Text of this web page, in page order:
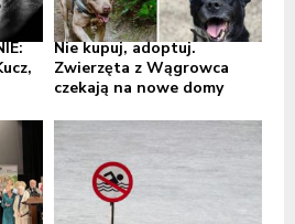
Nie kupuj, adoptuj.
Zwierzęta z Wągrowca
czekają na nowe domy